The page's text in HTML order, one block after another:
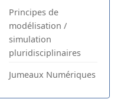
Principes de
modélisation /
simulation
pluridisciplinaires
Jumeaux Numériques